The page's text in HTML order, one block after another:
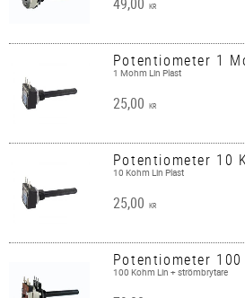
KR
Potentiometer 1
1 Mohm Lin Plast
25,00 KR
Potentiometer 10
10 Kohm Lin Plast
25,00 KR
Potentiometer 100
100 Kohm Lin + strömbrytare